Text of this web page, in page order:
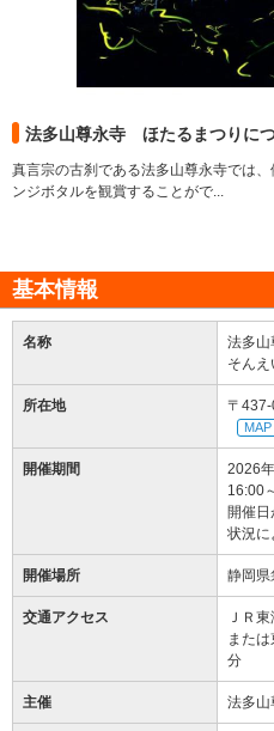
法多山尊永寺 ほたるまつりに
真言宗の古刹である法多山尊永寺では
ンジボタルを観賞することがで...
基本情報
名称
法多
そん
所在地 〒
MAP
開催期間
2026
16:00
開催
状況に
開催場所 静岡
交通アクセス
ＪＲ
また
分
主催 法多山